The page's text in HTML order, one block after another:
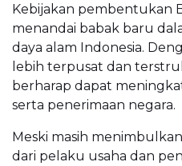
Kebijakan pembentukan
menandai babak baru
daya alam Indonesia.
lebih terpusat dan
berharap dapat
serta penerimaan negara.
Meski masih
dari pelaku usaha dan